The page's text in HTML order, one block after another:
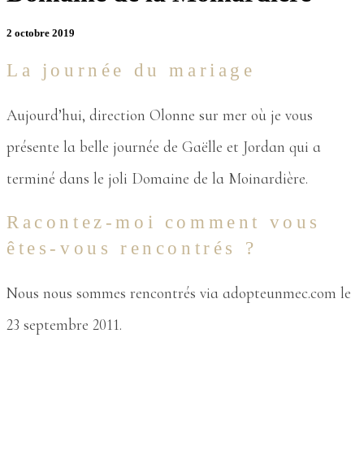
2 octobre 2019
La journée du mariage
Aujourd’hui, direction Olonne sur mer où je vous
présente la belle journée de Gaëlle et Jordan qui a
terminé dans le joli Domaine de la Moinardière.
Racontez-moi comment vous
êtes-vous rencontrés ?
Nous nous sommes rencontrés via adopteunmec.com le
23 septembre 2011.